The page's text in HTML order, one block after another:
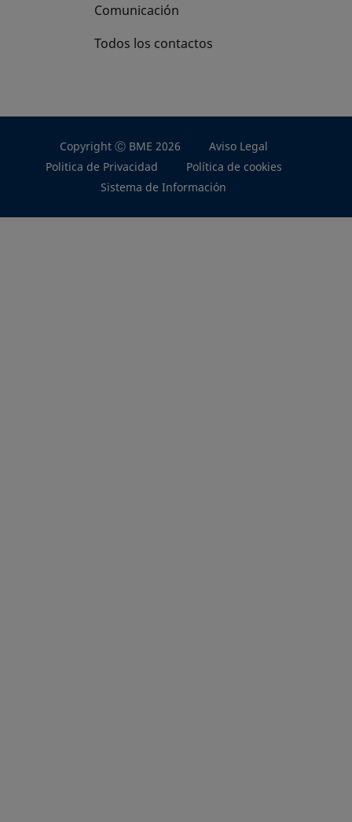
Comunicación
Todos los contactos
Copyright Ⓒ BME 2026
Aviso Legal
Politica de Privacidad
Política de cookies
Sistema de Información